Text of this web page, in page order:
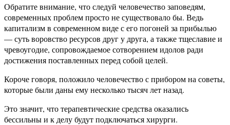
Обратите внимание, что следуй человечество заповедям,
современных проблем просто не существовало бы. Ведь
капитализм в современном виде с его погоней за прибылью
— суть воровство ресурсов друг у друга, а также тщеславие и
чревоугодие, сопровождаемое сотворением идолов ради
достижения поставленных перед собой целей.
Короче говоря, положило человечество с прибором на советы,
которые были даны ему несколько тысяч лет назад.
Это значит, что терапевтические средства оказались
бессильны и к делу будут подключаться хирурги.